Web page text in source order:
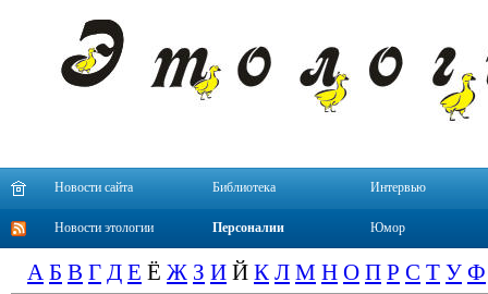
Новости сайта Библиотека Интервью
Новости этологии Персоналии Юмор
А Б В Г Д Е Ё Ж З И Й К Л М Н О П Р С Т У Ф